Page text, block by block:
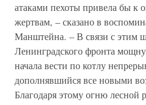
атаками пехоты привела бы к
жертвам, – сказано в
Манштейна. – В связи с этим
Ленинградского фронта
начала вести по котлу
дополнявшийся все новыми
Благодаря этому огню лесной